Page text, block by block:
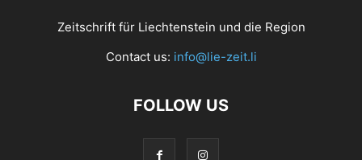
Zeitschrift für Liechtenstein und die Region
Contact us: info@lie-zeit.li
FOLLOW US